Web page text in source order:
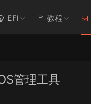
EFI 教程
管理工具